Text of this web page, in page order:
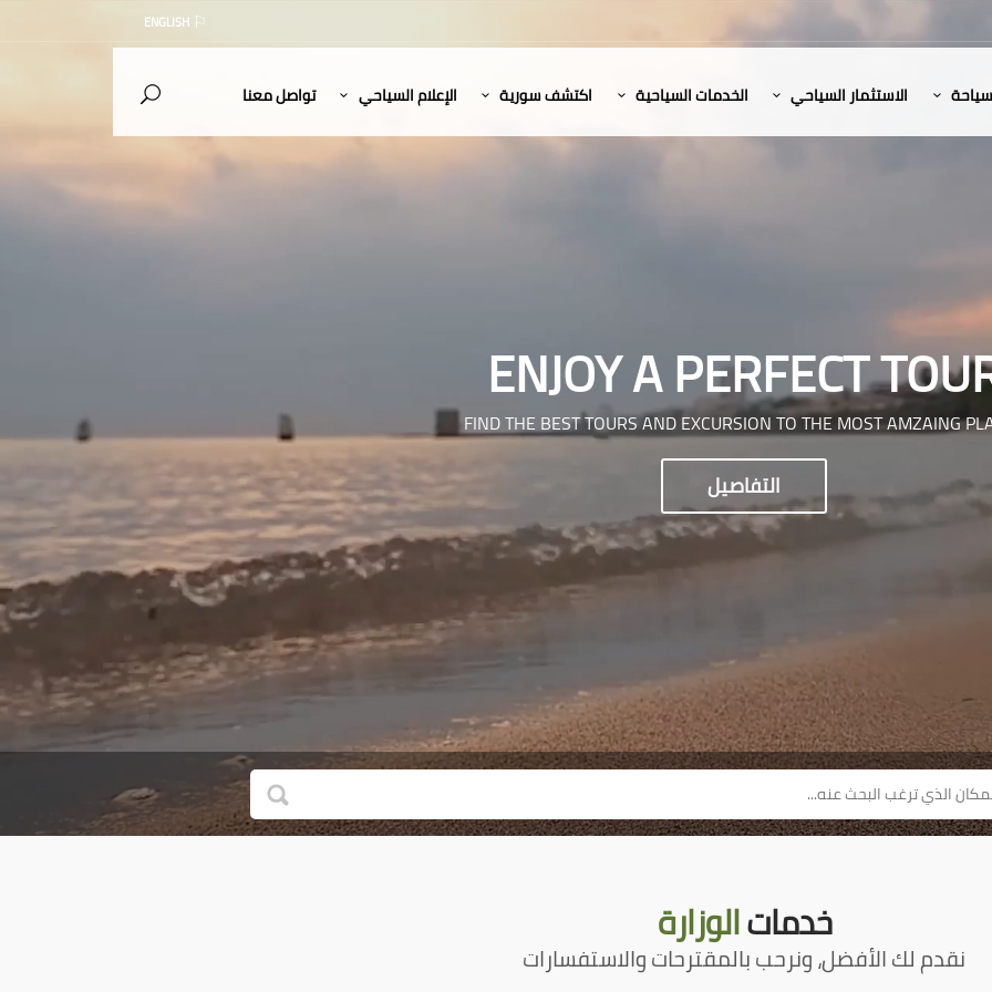
ENGLISH
الاستثمار السياحي الخدمات السياحية اكتشف سورية الإعلام السياحي تواصل معنا
ENJOY A PERFECT
FIND THE BEST TOURS AND EXCURSION TO THE MOST AMZAING
التفاصيل
خدماتالوزارة
نقدم لك الأفضل، ونرحب بالمقترحات والاستفسارات